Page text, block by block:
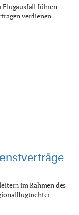
Flugausfall führen
verdienen
im Rahmen des